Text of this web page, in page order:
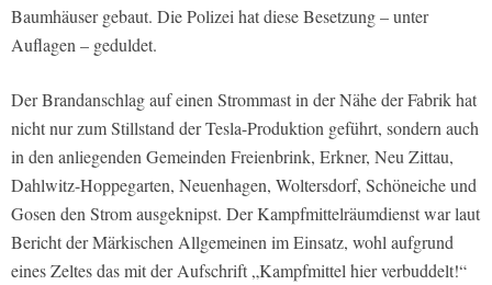
Baumhäuser gebaut. Die Polizei hat diese Besetzung – unter
Auflagen – geduldet.
Der Brandanschlag auf einen Strommast in der Nähe der Fabrik hat
nicht nur zum Stillstand der Tesla-Produktion geführt, sondern auch
in den anliegenden Gemeinden Freienbrink, Erkner, Neu Zittau,
Dahlwitz-Hoppegarten, Neuenhagen, Woltersdorf, Schöneiche und
Gosen den Strom ausgeknipst. Der Kampfmittelräumdienst war laut
Bericht der Märkischen Allgemeinen im Einsatz, wohl aufgrund
eines Zeltes das mit der Aufschrift „Kampfmittel hier verbuddelt!“